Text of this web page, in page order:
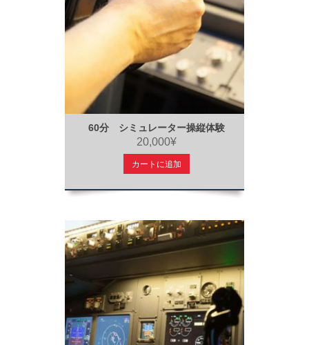
60分 シミュレーター操縦体験
20,000¥
カートに追加